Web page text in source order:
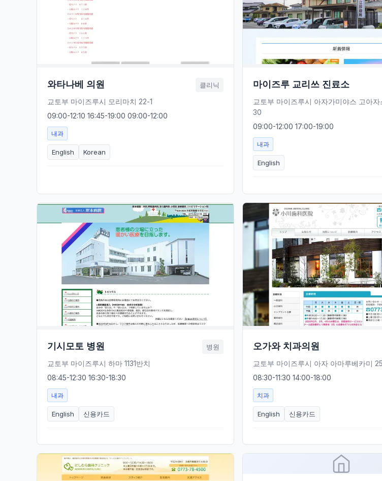
와타나베 의원 클리닉
교토부 마이즈루시 모리마치 22-1
09:00-12:10 16:45-19:00 09:00-12:00
내과
English Korean
마이즈루 교리쓰 진료소
교토부 마이즈루시 아자가미야스 고아
30
09:00-12:00 17:00-19:00
내과
English
기시모토 병원 병원
교토부 마이즈루시 하마 1131반치
08:45-12:30 16:30-18:30
내과
English 신용카드
오가와 치과의원
교토부 마이즈루시 아자 아마루베카미
08:30-11:30 14:00-18:00
치과
English 신용카드